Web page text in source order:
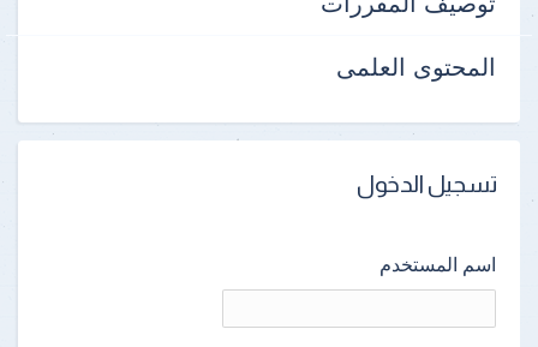
المحتوى العلمى
تسجيل الدخول
اسم المستخدم